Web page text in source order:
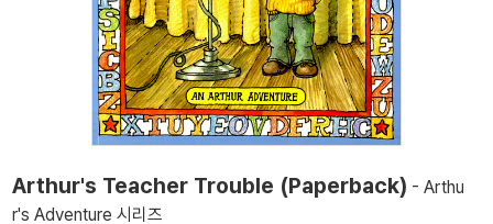
Arthur's Teacher Trouble (Paperback) - Arthu
r's Adventure 시리즈